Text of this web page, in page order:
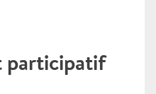
participatif